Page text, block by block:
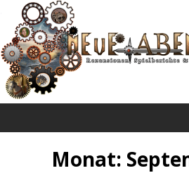
Monat: